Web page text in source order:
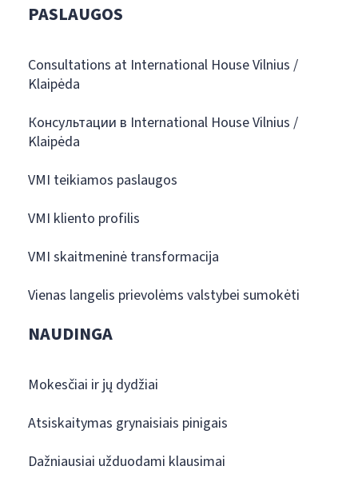
PASLAUGOS
Consultations at International House Vilnius /
Klaipėda
Консультации в International House Vilnius /
Klaipėda
VMI teikiamos paslaugos
VMI kliento profilis
VMI skaitmeninė transformacija
Vienas langelis prievolėms valstybei sumokėti
NAUDINGA
Mokesčiai ir jų dydžiai
Atsiskaitymas grynaisiais pinigais
Dažniausiai užduodami klausimai